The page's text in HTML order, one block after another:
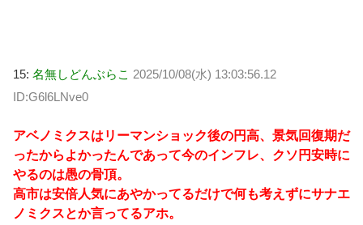
15: 名無しどんぶらこ 2025/10/08(水) 13:03:56.12
ID:G6l6LNve0
アベノミクスはリーマンショック後の円高、景気回復期だ
ったからよかったんであって今のインフレ、クソ円安時に
やるのは愚の骨頂。
高市は安倍人気にあやかってるだけで何も考えずにサナエ
ノミクスとか言ってるアホ。